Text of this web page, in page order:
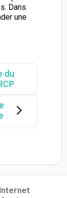
Dans
une
du